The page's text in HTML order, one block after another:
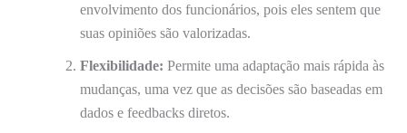
envolvimento dos funcionários, pois eles sentem que
suas opiniões são valorizadas.
Flexibilidade: Permite uma adaptação mais rápida às
mudanças, uma vez que as decisões são baseadas em
dados e feedbacks diretos.